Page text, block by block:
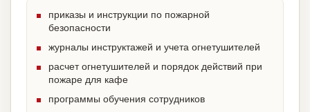
приказы и инструкции по пожарной
безопасности
журналы инструктажей и учета огнетушителей
расчет огнетушителей и порядок действий при
пожаре для кафе
программы обучения сотрудников